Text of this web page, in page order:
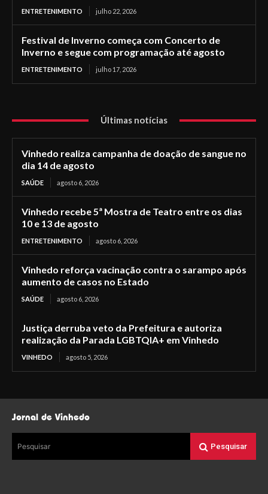
ENTRETENIMENTO julho 22, 2026
Festival de Inverno começa com Concerto de
Inverno e segue com programação até agosto
ENTRETENIMENTO julho 17, 2026
Últimas notícias
Vinhedo realiza campanha de doação de sangue no
dia 14 de agosto
SAÚDE agosto 6, 2026
Vinhedo recebe 5ª Mostra de Teatro entre os dias
10 e 13 de agosto
ENTRETENIMENTO agosto 6, 2026
Vinhedo reforça vacinação contra o sarampo após
aumento de casos no Estado
SAÚDE agosto 6, 2026
Justiça derruba veto da Prefeitura e autoriza
realização da Parada LGBTQIA+ em Vinhedo
VINHEDO agosto 5, 2026
Jornal de Vinhedo
Pesquisar Pesquisar